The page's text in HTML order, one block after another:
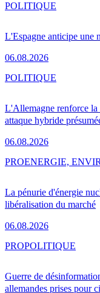
L'Espagne anticipe une
06.08.2026
POLITIQUE
L'Allemagne renforce la
attaque hybride
06.08.2026
POLITIQUE
La pénurie d'énergie
libéralisation du marché
06.08.2026
PROENERGIE,
Guerre de
allemandes prises pour
PROPOLITIQUE